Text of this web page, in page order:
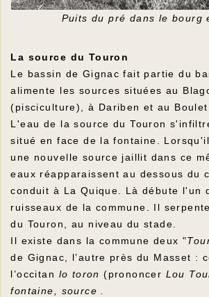
Puits du pré dans le bourg
La source du Touron
Le bassin de Gignac fait partie du
alimente les sources situées au
(pisciculture), à Dariben et au Boulet.
L'eau de la source du Touron
situé en face de la fontaine.
une nouvelle source jaillit dans ce
eaux réapparaissent au dessous du
conduit à La Quique. Là débute l'un
ruisseaux de la commune. Il
du Touron, au niveau du stade.
Il existe dans la commune deux "
de Gignac, l’autre près du Masset :
l’occitan lo toron (prononcer Lou
fontaine, source .